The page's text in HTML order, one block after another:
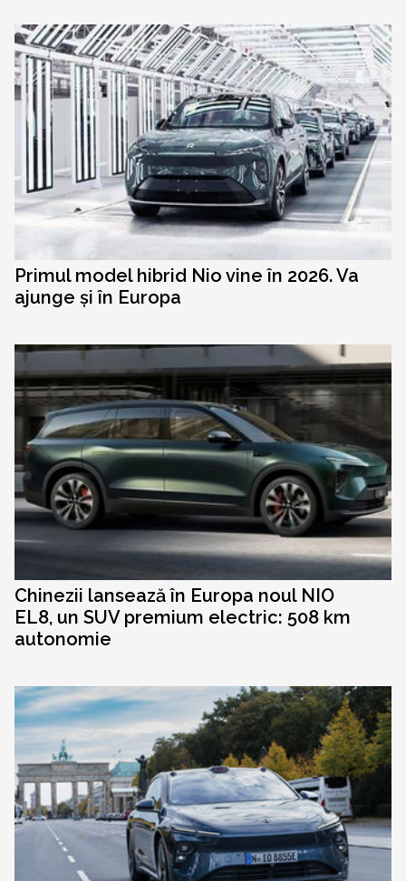
Primul model hibrid Nio vine în 2026. Va
ajunge și în Europa
Chinezii lansează în Europa noul NIO
EL8, un SUV premium electric: 508 km
autonomie